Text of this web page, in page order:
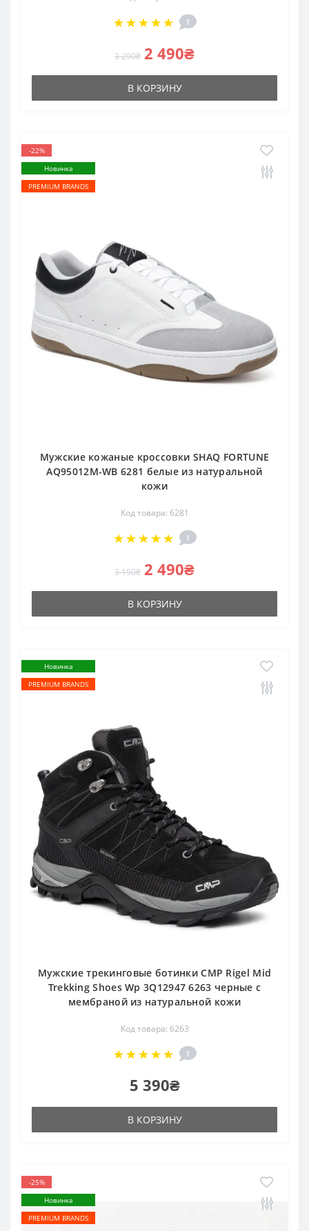
1
3 290₴ 2 490₴
В КОРЗИНУ
-22%
Новинка
PREMIUM BRANDS
Мужские кожаные кроссовки SHAQ FORTUNE
AQ95012M-WB 6281 белые из натуральной
кожи
Код товара: 6281
1
3 190₴ 2 490₴
В КОРЗИНУ
Новинка
PREMIUM BRANDS
Мужские трекинговые ботинки CMP Rigel Mid
Trekking Shoes Wp 3Q12947 6263 черные с
мембраной из натуральной кожи
Код товара: 6263
1
5 390₴
В КОРЗИНУ
-25%
Новинка
PREMIUM BRANDS